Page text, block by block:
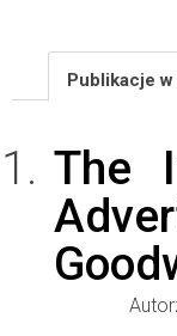
Publikacje
The